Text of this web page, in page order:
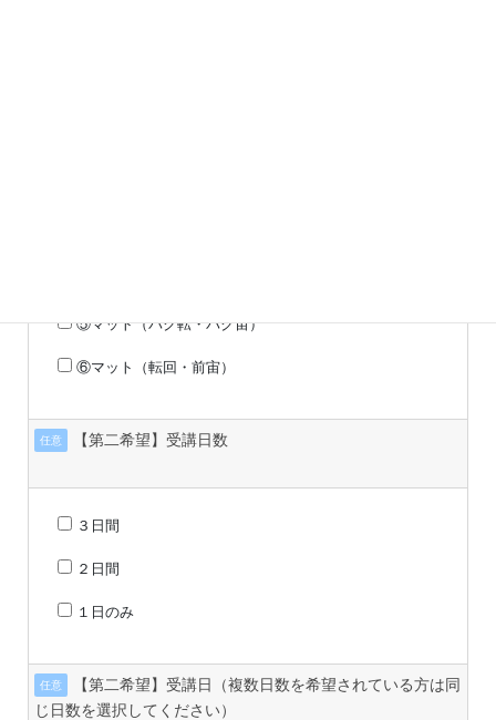
⑤マット（バク転・バク宙）
⑥マット（転回・前宙）
任意 【第二希望】受講日数
３日間
２日間
１日のみ
任意
【第二希望】受講日（複数日数を希望されている方は同
じ日数を選択してください）